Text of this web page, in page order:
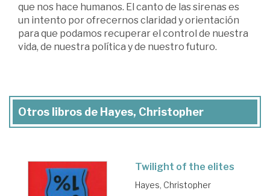
que nos hace humanos. El canto de las sirenas es
un intento por ofrecernos claridad y orientación
para que podamos recuperar el control de nuestra
vida, de nuestra política y de nuestro futuro.
Otros libros de Hayes, Christopher
Twilight of the elites
Hayes, Christopher